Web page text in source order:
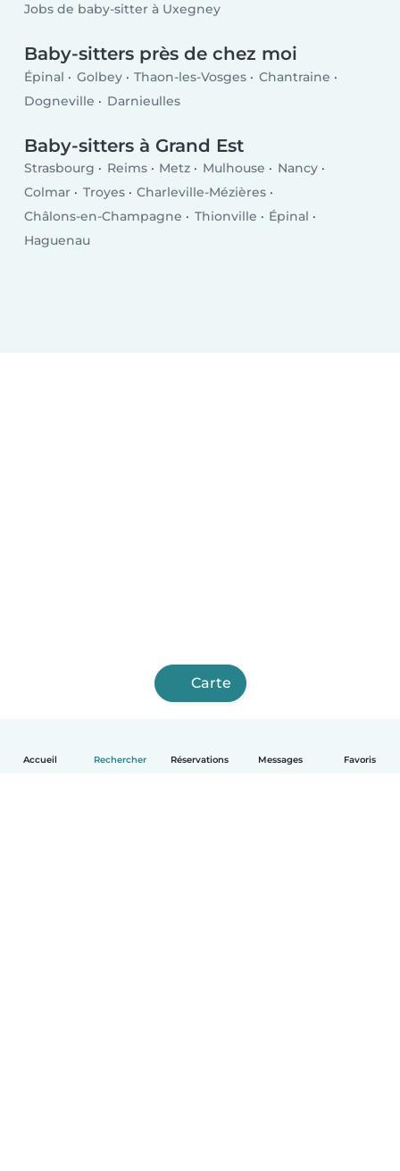
Accueil Rechercher Réservations Messages Favoris
Jobs de baby-sitter à Uxegney
Baby-sitters près de chez moi
Épinal Golbey Thaon-les-Vosges
Chantraine
Dogneville
Darnieulles
Baby-sitters à Grand Est
Strasbourg Reims Metz Mulhouse
Nancy
Colmar
Troyes
Charleville-Mézières
Châlons-en-Champagne
Thionville
Épinal
Haguenau
Carte